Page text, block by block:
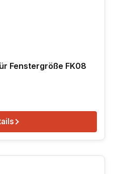
Fenstergröße FK08